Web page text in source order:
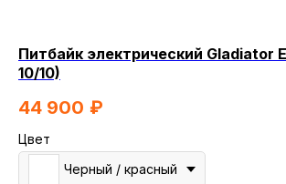
Питбайк электрический Gladiator
10/10)
44 900 ₽
Цвет
Черный / красный